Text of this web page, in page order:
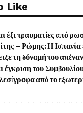
Like
έξι τραυματίες από
– Ρώμης: Η Ισπανία
τη δύναμή του
του
από το